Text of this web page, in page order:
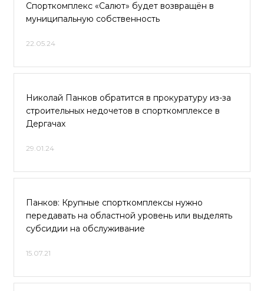
Спорткомплекс «Салют» будет возвращён в
муниципальную собственность
22.05.24
Николай Панков обратится в прокуратуру из-за
строительных недочетов в спорткомплексе в
Дергачах
29.01.24
Панков: Крупные спорткомплексы нужно
передавать на областной уровень или выделять
субсидии на обслуживание
15.07.21